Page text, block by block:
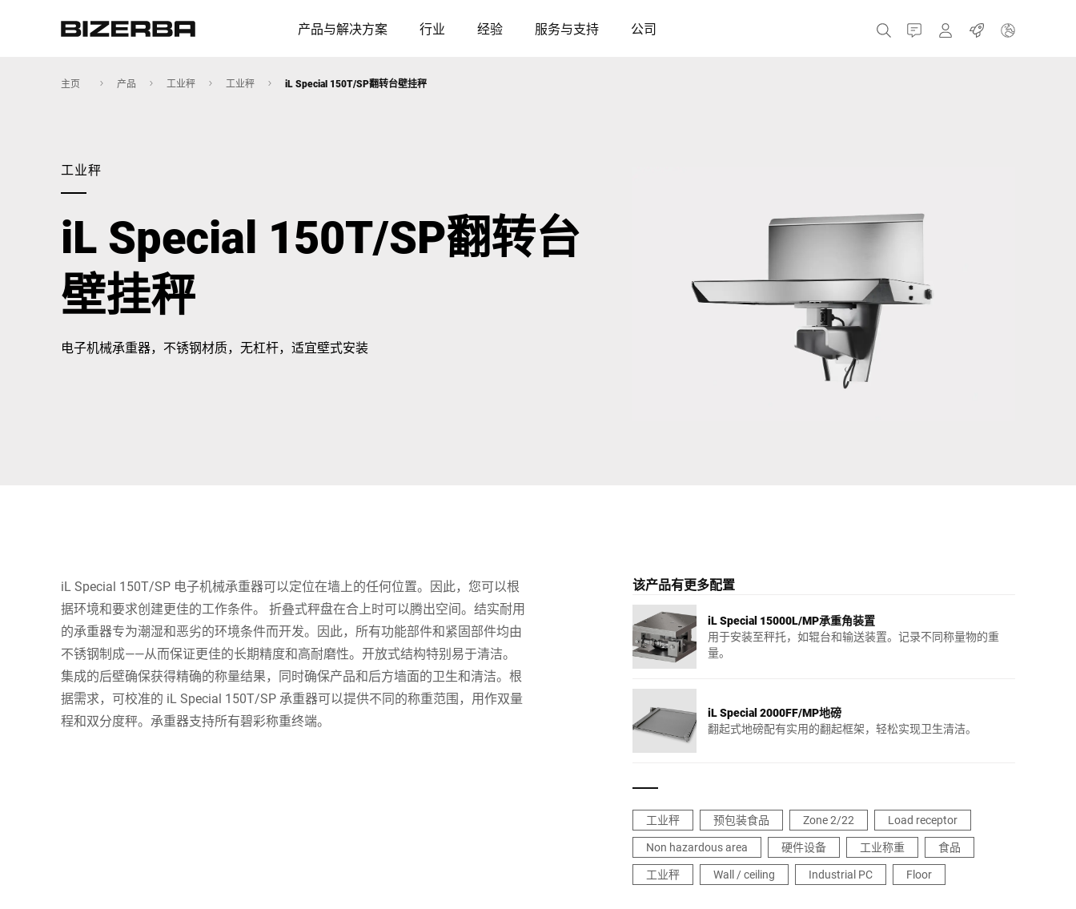
产品与解决方案 行业 经验 服务与支持 公司 接触 MyBizerba
职业
匈牙利
俄罗斯
美国
亚洲
澳大利亚
主页 产品 工业秤 工业秤 iL Special 150T/SP翻转台壁挂秤
工业秤
iL Special 150T/SP翻转台
壁挂秤
电子机械承重器，不锈钢材质，无杠杆，适宜壁式安装
iL Special 150T/SP 电子机械承重器可以定位在墙上的任何位置。因此，您可以根
据环境和要求创建更佳的工作条件。 折叠式秤盘在合上时可以腾出空间。结实耐用
的承重器专为潮湿和恶劣的环境条件而开发。因此，所有功能部件和紧固部件均由
不锈钢制成——从而保证更佳的长期精度和高耐磨性。开放式结构特别易于清洁。
集成的后壁确保获得精确的称量结果，同时确保产品和后方墙面的卫生和清洁。根
据需求，可校准的 iL Special 150T/SP 承重器可以提供不同的称重范围，用作双量
程和双分度秤。承重器支持所有碧彩称重终端。
该产品有更多配置
iL Special 15000L/MP承重角装置
用于安装至秤托，如辊台和输送装置。记录不同称量物的重
量。
iL Special 2000FF/MP地磅
翻起式地磅配有实用的翻起框架，轻松实现卫生清洁。
工业秤 预包装食品 Zone 2/22
Load receptor
Non hazardous area
硬件设备 工业称重
食品
工业秤
Wall / ceiling Industrial PC Floor